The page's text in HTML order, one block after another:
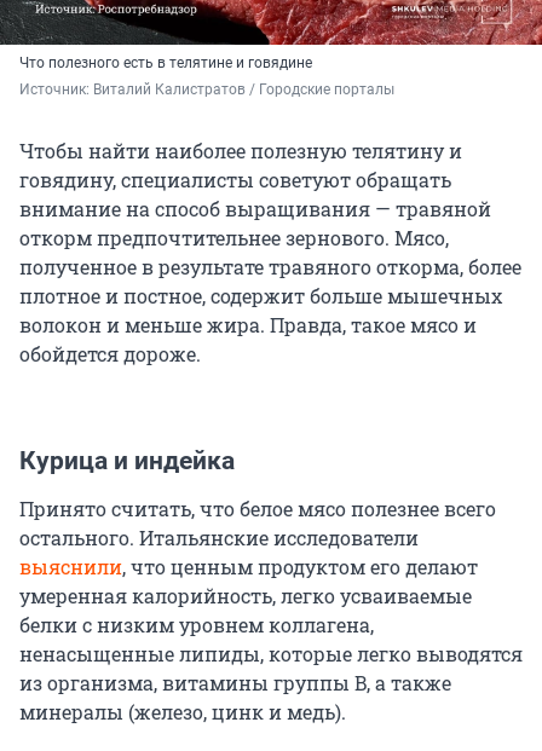
Что полезного есть в телятине и говядине
Источник: Виталий Калистратов / Городские порталы
Чтобы найти наиболее полезную телятину и
говядину, специалисты советуют обращать
внимание на способ выращивания — травяной
откорм предпочтительнее зернового. Мясо,
полученное в результате травяного откорма, более
плотное и постное, содержит больше мышечных
волокон и меньше жира. Правда, такое мясо и
обойдется дороже.
Курица и индейка
Принято считать, что белое мясо полезнее всего
остального. Итальянские исследователи
выяснили, что ценным продуктом его делают
умеренная калорийность, легко усваиваемые
белки с низким уровнем коллагена,
ненасыщенные липиды, которые легко выводятся
из организма, витамины группы B, а также
минералы (железо, цинк и медь).